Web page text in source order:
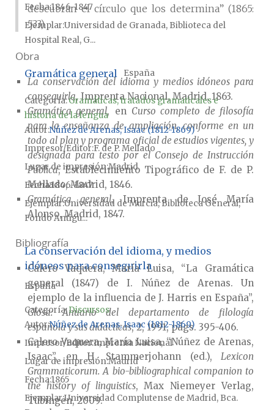
descubran el círculo que los determina” (1865:
533).
Obra
La conservación del idioma y medios idóneos para
conseguirla, Imprenta Nacional, Madrid, 1863.
Gramática general, en Curso completo de filosofía
para la enseñanza de ampliación, conforme en un
todo al plan y programa oficial de estudios vigentes, y
designada para testo por el Consejo de Instrucción
Pública, Establecimiento Tipográfico de F. de P.
Mellado,Madrid, 1846.
Gramática general, Imprenta de José María
Alonso,Madrid, 1847.
Bibliografía
Calero Vaquera, María Luisa, “La Gramática
general (1847) de I. Núñez de Arenas. Un
ejemplo de la influencia de J. Harris en España”,
Glosa: Anuario del departamento de filología
española y sus didácticas, 2, 1991, págs. 395-406.
Calero Vaquera, María Luisa, “Núñez de Arenas,
Isaac”, en H. Stammerjohann (ed.),Lexicon
Grammaticorum. A bio-bibliographical companion to
the history of linguistics, Max Niemeyer Verlag,
Tübingen, 2009.
Fecha1846-1847
Ejemplar Universidad de Granada, Biblioteca del
Hospital Real, G...
Gramática general España
Categoría:Gramáticas, tratados gramaticales e
historia de la lengua
Autor Núñez de Arenas, Isaac (1812-1869)
Impresor/Editor F. de P. Mellado
Lugar de impresiónMadrid
Fecha1846-1847
EjemplarUniversidad de Murcia, Biblioteca General,
Fondo Antigu...
La conservación del idioma, y medios
idóneos para conseguirla
España
Categoría:Discursos
Autor Núñez de Arenas, Isaac (1812-1869)
Impresor/EditorImprenta Nacional
Lugar de impresiónMadrid
Fecha1865
EjemplarUniversidad Complutense de Madrid, Bca.